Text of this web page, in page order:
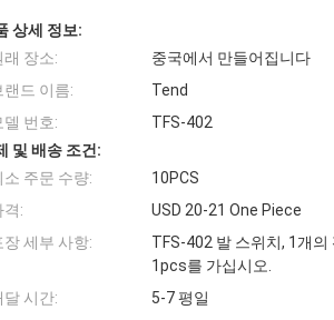
상세 정보:
래 장소:
중국에서 만들어집니다
랜드 이름:
Tend
델 번호:
TFS-402
및 배송 조건:
소 주문 수량:
10PCS
격:
USD 20-21 One Piece
장 세부 사항:
TFS-402 발 스위치, 1개의
1pcs를 가십시오.
달 시간:
5-7 평일